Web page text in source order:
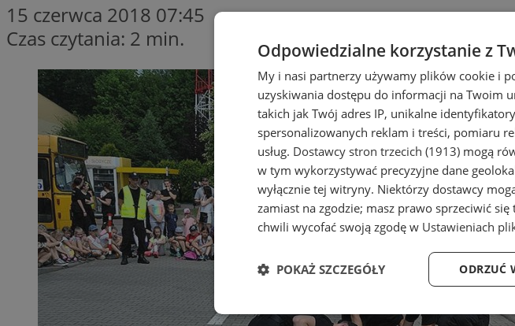
15 czerwca 2018 07:45
Czas czytania: 2 min.
Odpowiedzialne korzystanie z
My i nasi partnerzy używamy plików cookie i
uzyskiwania dostępu do informacji na Twoim
takich jak Twój adres IP, unikalne
spersonalizowanych reklam i treści, pomiaru
usług. Dostawcy stron trzecich (1913) mogą
w tym wykorzystywać precyzyjne dane
wyłącznie tej witryny. Niektórzy dostawcy
zamiast na zgodzie; masz prawo sprzeciwić się
chwili wycofać swoją zgodę w Ustawieniach
ODRZUĆ
POKAŻ SZCZEGÓŁY
Niezbędne Wydajność